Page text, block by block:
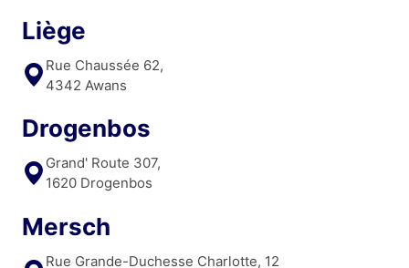
Liège
Rue Chaussée 62,
4342 Awans
Drogenbos
Grand' Route 307,
1620 Drogenbos
Mersch
Rue Grande-Duchesse Charlotte, 12